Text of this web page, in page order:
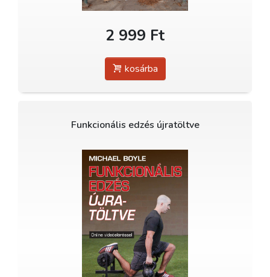
2 999 Ft
kosárba
Funkcionális edzés újratöltve